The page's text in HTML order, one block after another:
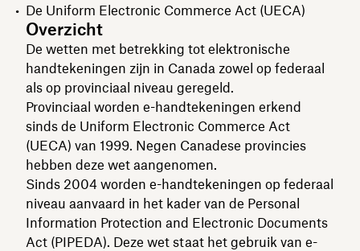
De Uniform Electronic Commerce Act (UECA)
Overzicht
De wetten met betrekking tot elektronische
handtekeningen zijn in Canada zowel op federaal
als op provinciaal niveau geregeld.
Provinciaal worden e-handtekeningen erkend
sinds de Uniform Electronic Commerce Act
(UECA) van 1999. Negen Canadese provincies
hebben deze wet aangenomen.
Sinds 2004 worden e-handtekeningen op federaal
niveau aanvaard in het kader van de Personal
Information Protection and Electronic Documents
Act (PIPEDA). Deze wet staat het gebruik van e-